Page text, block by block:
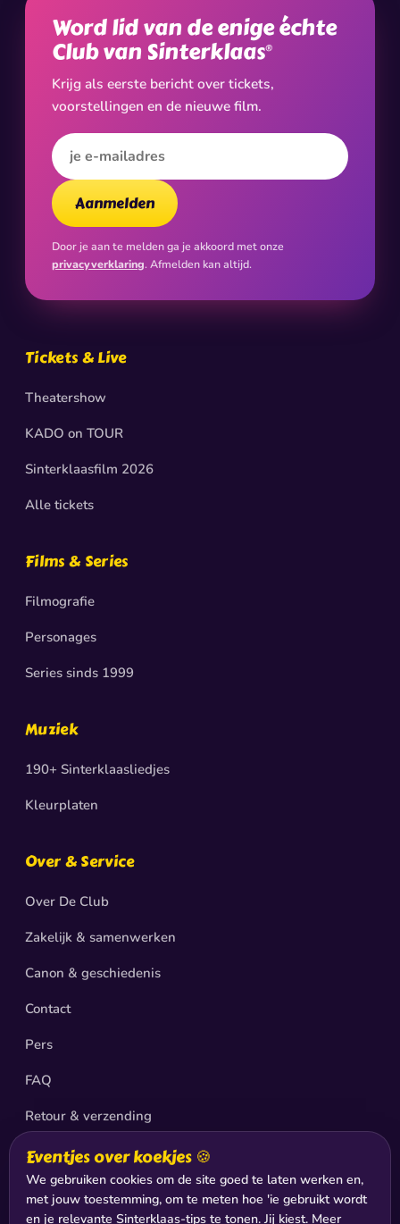
Word lid van de enige échte
Club van Sinterklaas®
Krijg als eerste bericht over tickets,
voorstellingen en de nieuwe film.
E-mailadres
Aanmelden
Door je aan te melden ga je akkoord met onze
privacyverklaring. Afmelden kan altijd.
Tickets & Live
Theatershow
KADO on TOUR
Sinterklaasfilm 2026
Alle tickets
Films & Series
Filmografie
Personages
Series sinds 1999
Muziek
190+ Sinterklaasliedjes
Kleurplaten
Over & Service
Over De Club
Zakelijk & samenwerken
Canon & geschiedenis
Contact
Pers
FAQ
Retour & verzending
Privacy
Sitemap
Eventjes over koekjes 🍪
We gebruiken cookies om de site goed te laten werken en,
met jouw toestemming, om te meten hoe 'ie gebruikt wordt
en je relevante Sinterklaas-tips te tonen. Jij kiest. Meer